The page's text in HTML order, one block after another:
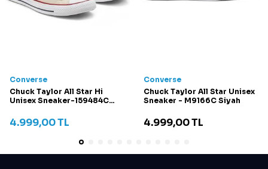
Converse
Chuck Taylor All Star Hi
Unisex Sneaker-159484C
4.999,00TL
Converse
Chuck Taylor All Star Unisex
Sneaker - M9166C Siyah
4.999,00TL